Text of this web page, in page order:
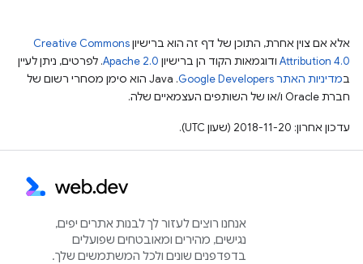
אלא אם צוין אחרת, התוכן של דף זה הוא ברישיוןCreative Commons
Attribution 4.0 ודוגמאות הקוד הן ברישיון Apache 2.0. לפרטים, ניתן לעיין
במדיניות האתר Google Developers‏
.‏ Java הוא סימן מסחרי רשום של
חברת Oracle ו/או של השותפים העצמאיים שלה.
עדכון אחרון: 2018-11-20 (שעון UTC).
אנחנו רוצים לעזור לך לבנות אתרים יפים,
נגישים, מהירים ומאובטחים שפועלים
בדפדפנים שונים ולכל המשתמשים שלך.